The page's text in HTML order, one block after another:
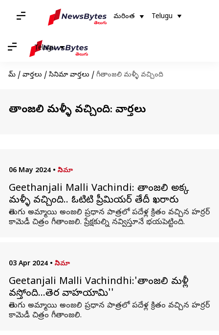
మరింత Telugu
Telugu
హోమ్ / వార్తలు / సినిమా వార్తలు / గీతాంజలి మళ్ళీ వచ్చింది
గీతాంజలి మళ్ళీ వచ్చింది: వార్తలు
06 May 2024 • సినిమా
Geethanjali Malli Vachindi: గీతాంజలి అక్క
మళ్ళీ వచ్చింది.. ఓటిటి ప్రీమియర్ తేదీ ఖరారు
తెలుగు అమ్మాయి అంజలి ప్రధాన పాత్రలో పదేళ్ల క్రితం వచ్చిన హర్రర్
కామెడీ చిత్రం గీతాంజలి. ప్రేక్షకుల్ని నవ్విస్తూనే భయపెట్టింది.
03 Apr 2024 • సినిమా
Geetanjali Malli Vachindhi:'గీతాంజలి మళ్లీ
వస్తోంది...తెర వాహయామి''
తెలుగు అమ్మాయి అంజలి ప్రధాన పాత్రలో పదేళ్ల క్రితం వచ్చిన హర్రర్
కామెడీ చిత్రం గీతాంజలి.